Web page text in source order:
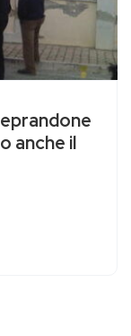
anche il